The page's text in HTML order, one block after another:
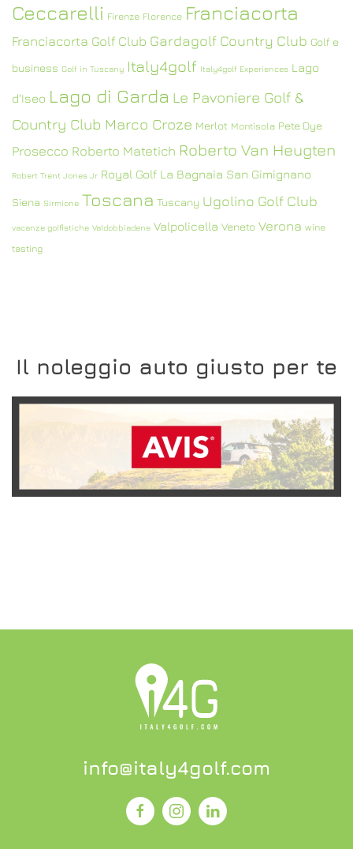
Ceccarelli Firenze Florence Franciacorta
Franciacorta Golf Club Gardagolf Country Club Golf e
business Golf in Tuscany Italy4golf Italy4golf Experiences Lago
d'Iseo Lago di Garda Le Pavoniere Golf &
Country Club Marco Croze Merlot Montisola Pete Dye
Prosecco Roberto Matetich Roberto Van Heugten
Robert Trent Jones Jr Royal Golf La Bagnaia San Gimignano
Siena Sirmione Toscana Tuscany Ugolino Golf Club
vacanze golfistiche Valdobbiadene Valpolicella Veneto Verona wine
tasting
Il noleggio auto giusto per te
SCOPRI L'OFFERTA
info@italy4golf.com